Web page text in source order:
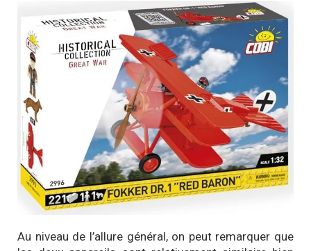
Au niveau de l’allure général, on peut remarquer que